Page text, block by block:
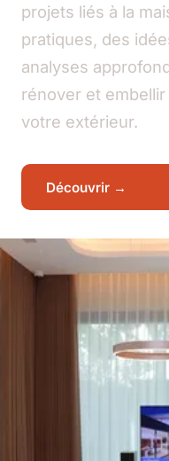
projets liés à la
pratiques, des
analyses
rénover et
votre extérieur.
Découvrir →